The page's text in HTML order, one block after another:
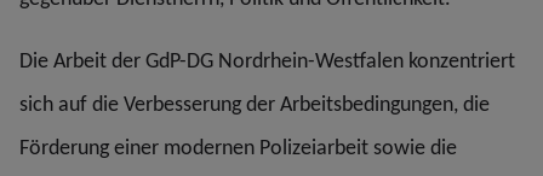
Die Arbeit der GdP-DG Nordrhein-Westfalen konzentriert
sich auf die Verbesserung der Arbeitsbedingungen, die
Förderung einer modernen Polizeiarbeit sowie die